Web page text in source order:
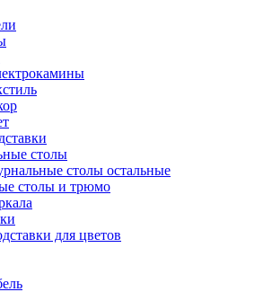
столы
столы остальные
столы и трюмо
для цветов